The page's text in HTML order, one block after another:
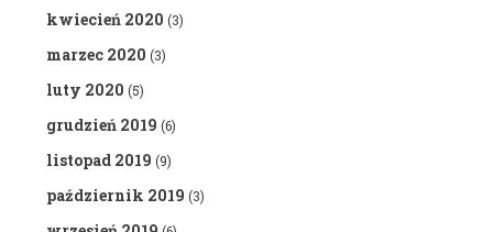
kwiecień 2020 (3)
marzec 2020 (3)
luty 2020 (5)
grudzień 2019 (6)
listopad 2019 (9)
październik 2019 (3)